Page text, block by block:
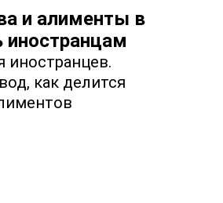
и алименты в
иностранцам
иностранцев.
как делится